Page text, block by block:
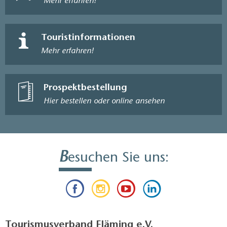
Touristinformationen
Mehr erfahren!
Prospektbestellung
Hier bestellen oder online ansehen
Besuchen Sie uns:
Tourismusverband Fläming e.V.